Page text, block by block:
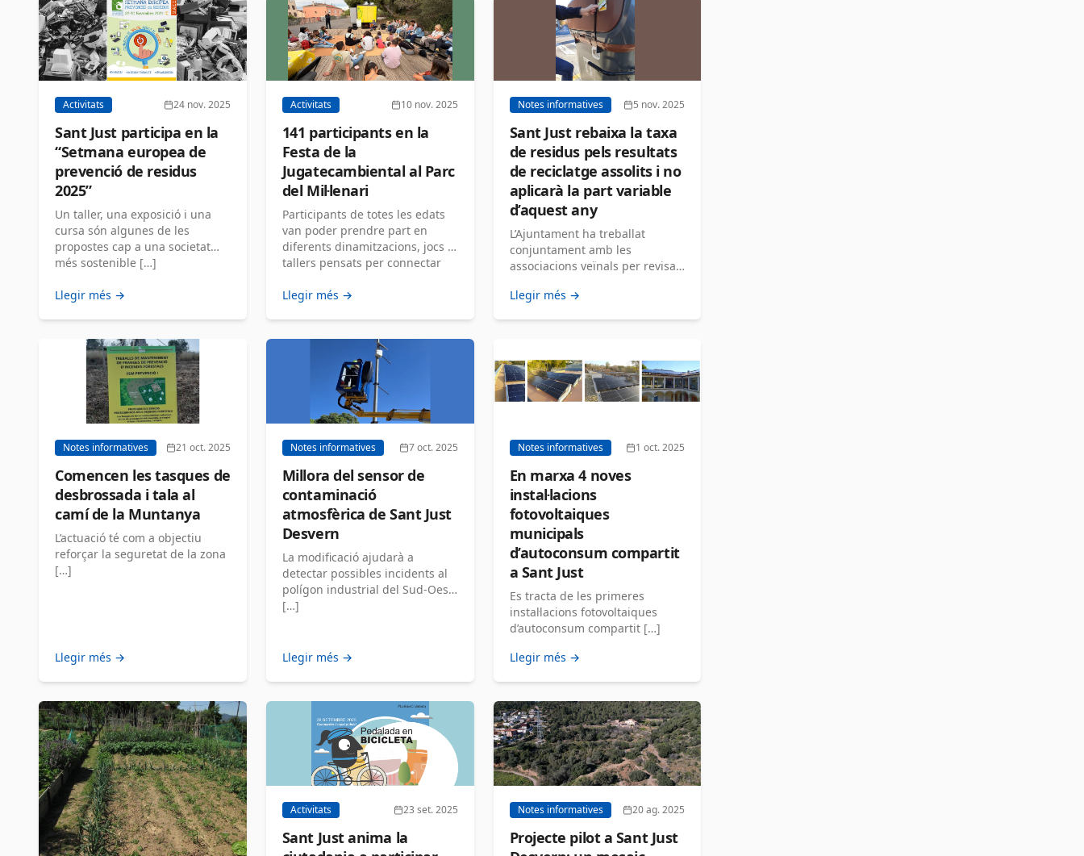
Activitats 24 nov. 2025
Sant Just participa en la
“Setmana europea de
prevenció de residus
2025”
Un taller, una exposició i una
cursa són algunes de les
propostes cap a una societat
més sostenible […]
Llegir més →
Activitats 10 nov. 2025
141 participants en la
Festa de la
Jugatecambiental al Parc
del Mil·lenari
Participants de totes les edats
van poder prendre part en
diferents dinamitzacions, jocs i
tallers pensats per connectar
Llegir més →
Notes informatives 5 nov. 2025
Sant Just rebaixa la taxa
de residus pels resultats
de reciclatge assolits i no
aplicarà la part variable
d’aquest any
L’Ajuntament ha treballat
conjuntament amb les
associacions veïnals per revisar
trams més ajustats i equitatius
Llegir més →
Notes informatives 21 oct. 2025
Comencen les tasques de
desbrossada i tala al
camí de la Muntanya
L’actuació té com a objectiu
reforçar la seguretat de la zona
[…]
Llegir més →
Notes informatives 7 oct. 2025
Millora del sensor de
contaminació
atmosfèrica de Sant Just
Desvern
La modificació ajudarà a
detectar possibles incidents al
polígon industrial del Sud-Oest
[…]
Llegir més →
Notes informatives 1 oct. 2025
En marxa 4 noves
instal·lacions
fotovoltaiques
municipals
d’autoconsum compartit
a Sant Just
Es tracta de les primeres
instal·lacions fotovoltaiques
d’autoconsum compartit […]
Llegir més →
Activitats 23 set. 2025
Sant Just anima la
Notes informatives 20 ag. 2025
Projecte pilot a Sant Just